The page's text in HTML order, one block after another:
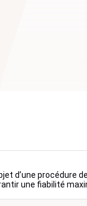
d’une procédure
une fiabilité